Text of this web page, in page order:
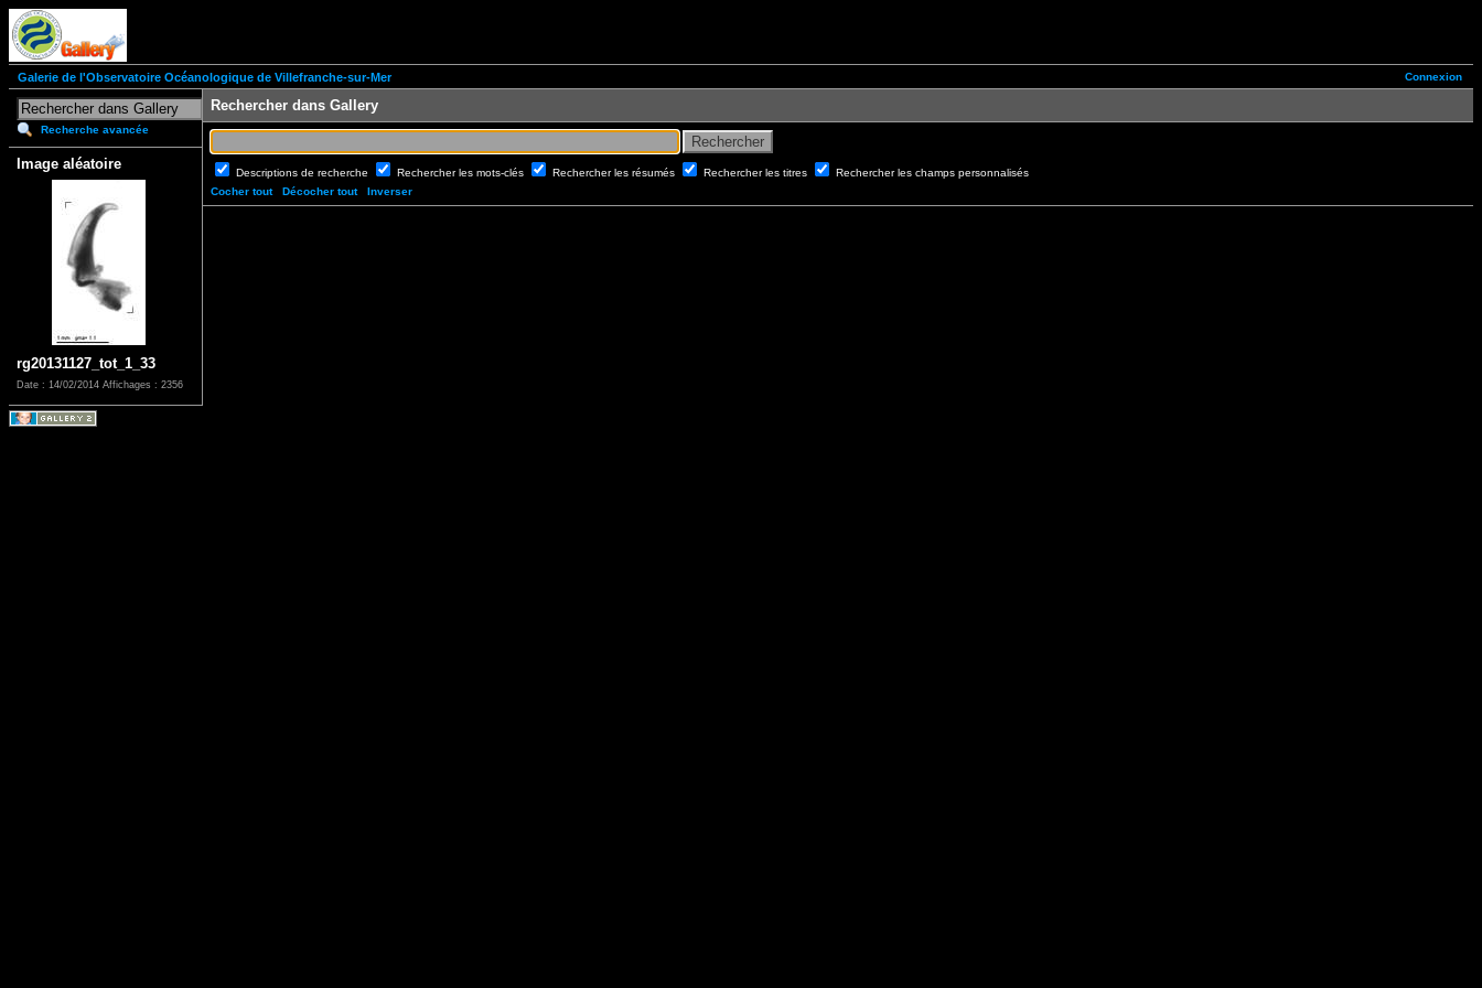
Connexion
Galerie de l'Observatoire Océanologique de Villefranche-sur-Mer
Recherche avancée
Image aléatoire
rg20131127_tot_1_33
Date : 14/02/2014 Affichages : 2356
Rechercher dans Gallery
Descriptions de recherche Rechercher les mots-clés Rechercher les résumés Rechercher les titres
Rechercher les champs personnalisés
Cocher tout
Décocher tout Inverser